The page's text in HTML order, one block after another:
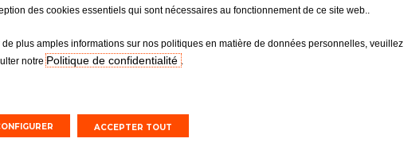
rechercher
sont de
formés aux
des cookies essentiels qui sont nécessaires au fonctionnement de ce site web..
de plus amples informations sur nos politiques en matière de données personnelles, veuillez
notrePolitique de confidentialité .
CONFIGURER ACCEPTER TOUT